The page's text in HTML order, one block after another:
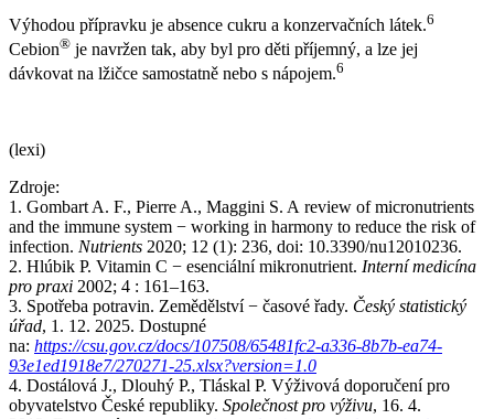
Výhodou přípravku je absence cukru a konzervačních látek.6
Cebion® je navržen tak, aby byl pro děti příjemný, a lze jej
dávkovat na lžičce samostatně nebo s nápojem.6
(lexi)
Zdroje:
1. Gombart A. F., Pierre A., Maggini S. A review of micronutrients
and the immune system −⁠ working in harmony to reduce the risk of
infection. Nutrients 2020; 12 (1): 236, doi: 10.3390/nu12010236.
2. Hlúbik P. Vitamin C −⁠ esenciální mikronutrient. Interní medicína
pro praxi 2002; 4 : 161–163.
3. Spotřeba potravin. Zemědělství −⁠ časové řady. Český statistický
úřad, 1. 12. 2025. Dostupné
na: https://csu.gov.cz/docs/107508/65481fc2-a336-8b7b-ea74-
93e1ed1918e7/270271-25.xlsx?version=1.0
4. Dostálová J., Dlouhý P., Tláskal P. Výživová doporučení pro
obyvatelstvo České republiky. Společnost pro výživu, 16. 4.